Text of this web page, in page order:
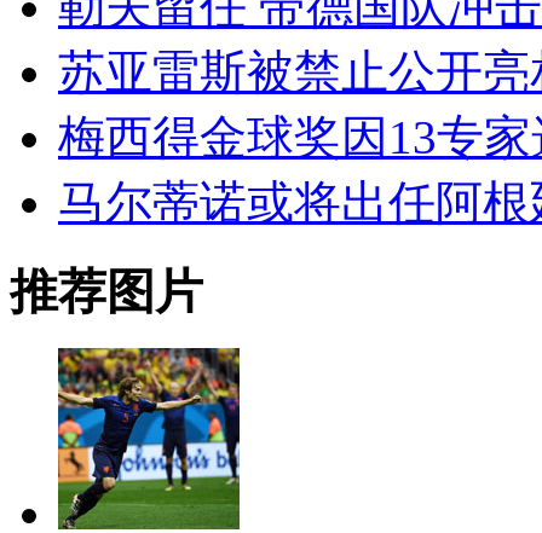
苏亚雷斯被禁止公开亮
梅西得金球奖因13专
马尔蒂诺或将出任阿
推荐图片